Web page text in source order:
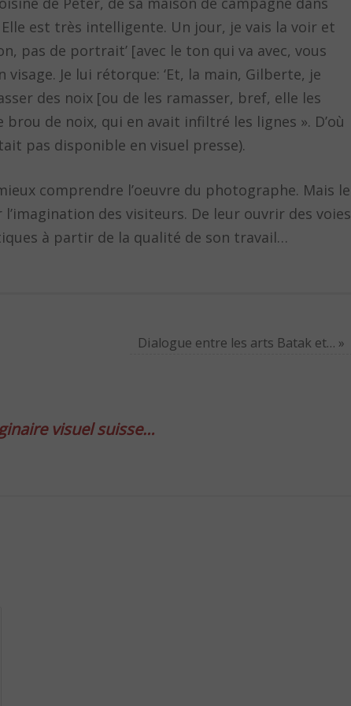
est très intelligente. Un jour, je vais la voir et
pas de portrait’ [avec le ton qui va avec, vous
Je lui rétorque: ‘Et, la main, Gilberte, je
des noix [ou de les ramasser, bref, elle les
de noix, qui en avait infiltré les lignes ». D’où
pas disponible en visuel presse).
comprendre l’oeuvre du photographe. Mais le
des visiteurs. De leur ouvrir des voies
à partir de la qualité de son travail…
Dialogue entre les arts Batak et… »
visuel suisse…